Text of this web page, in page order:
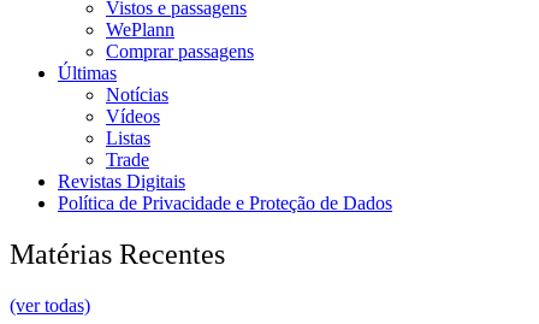
Vistos e passagens
WePlann
Comprar passagens
Últimas
Notícias
Vídeos
Listas
Trade
Revistas Digitais
Política de Privacidade e Proteção de Dados
Matérias Recentes
(ver todas)